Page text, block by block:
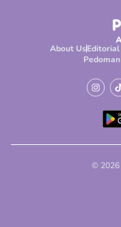
About UsEditorial
© 2026